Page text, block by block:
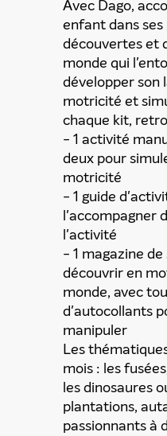
En partageant du contenu,
Avec Dago,
enfant dans
découvertes et
monde qui
développer son
motricité et
chaque kit,
- 1 activité
deux pour
motricité
- 1 guide
l'accompagner
l'activité
- 1 magazine
découvrir en
monde, avec
d'autocollants
manipuler
Les
mois : les
les dinosaures
plantations,
passionnants à